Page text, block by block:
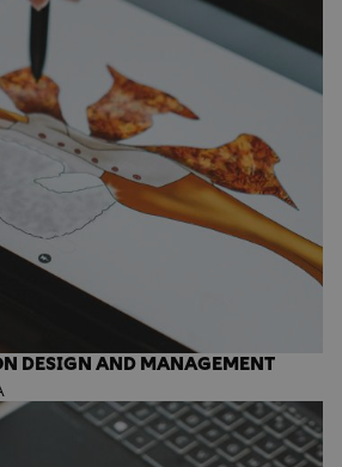
DESIGN AND MANAGEMENT